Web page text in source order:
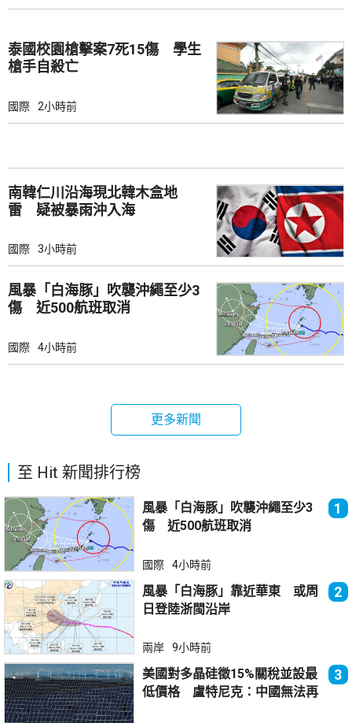
泰國校園槍擊案7死15傷 學生
槍手自殺亡
國際 2小時前
南韓仁川沿海現北韓木盒地
雷 疑被暴雨沖入海
國際 3小時前
風暴「白海豚」吹襲沖繩至少3
傷 近500航班取消
國際 4小時前
更多新聞
至 Hit 新聞排行榜
風暴「白海豚」吹襲沖繩至少3
傷 近500航班取消
1
國際 4小時前
風暴「白海豚」靠近華東 或周
日登陸浙閩沿岸
2
兩岸 9小時前
美國對多晶硅徵15%關稅並設最
低價格 盧特尼克：中國無法再
3